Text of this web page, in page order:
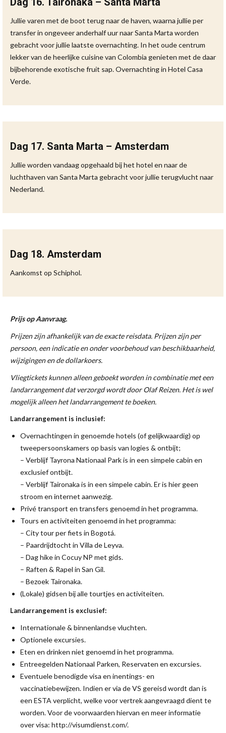
Jullie varen met de boot terug naar de haven, waarna jullie per
transfer in ongeveer anderhalf uur naar Santa Marta worden
gebracht voor jullie laatste overnachting. In het oude centrum
lekker van de heerlijke cuisine van Colombia genieten met de daar
bijbehorende exotische fruit sap. Overnachting in Hotel Casa
Verde.
Dag 17. Santa Marta – Amsterdam
Jullie worden vandaag opgehaald bij het hotel en naar de
luchthaven van Santa Marta gebracht voor jullie terugvlucht naar
Nederland.
Dag 18. Amsterdam
Aankomst op Schiphol.
Prijs op Aanvraag.
Prijzen zijn afhankelijk van de exacte reisdata. Prijzen zijn per
persoon, een indicatie en onder voorbehoud van beschikbaarheid,
wijzigingen en de dollarkoers.
Vliegtickets kunnen alleen geboekt worden in combinatie met een
landarrangement dat verzorgd wordt door Olaf Reizen. Het is wel
mogelijk alleen het landarrangement te boeken.
Landarrangement is inclusief:
Overnachtingen in genoemde hotels (of gelijkwaardig) op
tweepersoonskamers op basis van logies & ontbijt;
– Verblijf Tayrona Nationaal Park is in een simpele cabin en
exclusief ontbijt.
– Verblijf Taironaka is in een simpele cabin. Er is hier geen
stroom en internet aanwezig.
Privé transport en transfers genoemd in het programma.
Tours en activiteiten genoemd in het programma:
– City tour per fiets in Bogotá.
– Paardrijdtocht in Villa de Leyva.
– Dag hike in Cocuy NP met gids.
– Raften & Rapel in San Gil.
– Bezoek Taironaka.
(Lokale) gidsen bij alle tourtjes en activiteiten.
Landarrangement is exclusief:
Internationale & binnenlandse vluchten.
Optionele excursies.
Eten en drinken niet genoemd in het programma.
Entreegelden Nationaal Parken, Reservaten en excursies.
Eventuele benodigde visa en inentings- en
vaccinatiebewijzen. Indien er via de VS gereisd wordt dan is
een ESTA verplicht, welke voor vertrek aangevraagd dient te
worden. Voor de voorwaarden hiervan en meer informatie
over visa: http://visumdienst.com/.